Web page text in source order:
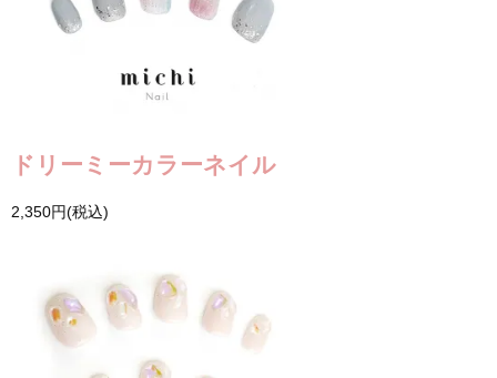
ドリーミーカラーネイル
2,350円(税込)